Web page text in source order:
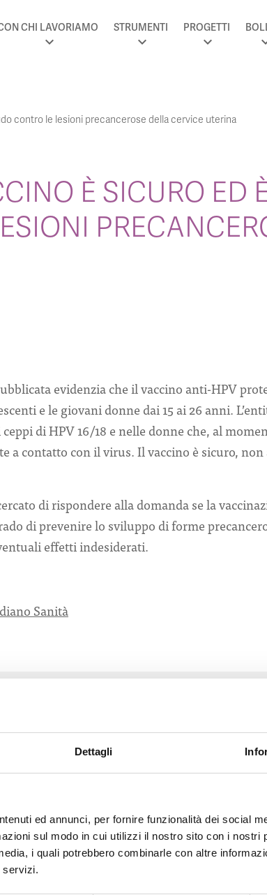
Dettagli
ed annunci, per fornire funzionalità dei social
sul modo in cui utilizzi il nostro sito con i nostri
i quali potrebbero combinarle con altre
servizi.
CHI LAVORIAMO STRUMENTI PROGETTI
contro le lesioni precancerose della cervice uterina
È SICURO ED
evidenzia che il vaccino anti-HPV
e le giovani donne dai 15 ai 26 anni.
di HPV 16/18 e nelle donne che, al
a contatto con il virus. Il vaccino è sicuro,
di rispondere alla domanda se la
di prevenire lo sviluppo di forme
effetti indesiderati.
Sanità